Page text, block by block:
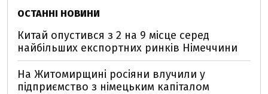
ОСТАННІ НОВИНИ
Китай опустився з 2 на 9 місце серед
найбільших експортних ринків Німеччини
На Житомирщині росіяни влучили у
підприємство з німецьким капіталом